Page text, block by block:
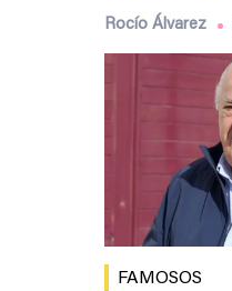
Rocío Álvarez
FAMOSOS